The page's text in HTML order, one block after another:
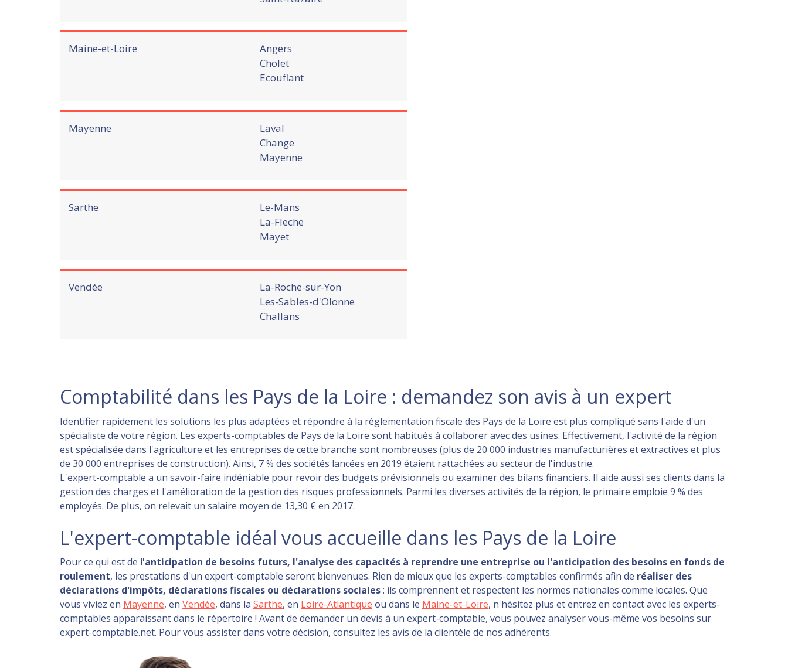
Maine-et-Loire
Angers
Cholet
Ecouflant
Mayenne
Laval
Change
Mayenne
Sarthe
Le-Mans
La-Fleche
Mayet
Vendée
La-Roche-sur-Yon
Les-Sables-d'Olonne
Challans
Comptabilité dans les Pays de la Loire : demandez son avis à un expert
Identifier rapidement les solutions les plus adaptées et répondre à la réglementation fiscale des Pays de la Loire est plus compliqué sans l'aide d'un
spécialiste de votre région. Les experts-comptables de Pays de la Loire sont habitués à collaborer avec des usines. Effectivement, l'activité de la région
est spécialisée dans l'agriculture et les entreprises de cette branche sont nombreuses (plus de 20 000 industries manufacturières et extractives et plus
de 30 000 entreprises de construction). Ainsi, 7 % des sociétés lancées en 2019 étaient rattachées au secteur de l'industrie.
L'expert-comptable a un savoir-faire indéniable pour revoir des budgets prévisionnels ou examiner des bilans financiers. Il aide aussi ses clients dans la
gestion des charges et l'amélioration de la gestion des risques professionnels. Parmi les diverses activités de la région, le primaire emploie 9 % des
employés. De plus, on relevait un salaire moyen de 13,30 € en 2017.
L'expert-comptable idéal vous accueille dans les Pays de la Loire
Pour ce qui est de l'anticipation de besoins futurs, l'analyse des capacités à reprendre une entreprise ou l'anticipation des besoins en fonds de
roulement, les prestations d'un expert-comptable seront bienvenues. Rien de mieux que les experts-comptables confirmés afin de réaliser des
déclarations d'impôts, déclarations fiscales ou déclarations sociales: ils comprennent et respectent les normes nationales comme locales. Que
vous viviez en Mayenne, en Vendée, dans la Sarthe, en Loire-Atlantique ou dans le Maine-et-Loire, n'hésitez plus et entrez en contact avec les experts-
comptables apparaissant dans le répertoire ! Avant de demander un devis à un expert-comptable, vous pouvez analyser vous-même vos besoins sur
expert-comptable.net. Pour vous assister dans votre décision, consultez les avis de la clientèle de nos adhérents.